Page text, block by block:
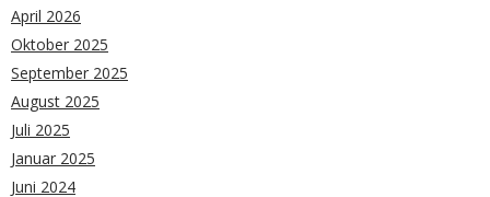
April 2026
Oktober 2025
September 2025
August 2025
Juli 2025
Januar 2025
Juni 2024